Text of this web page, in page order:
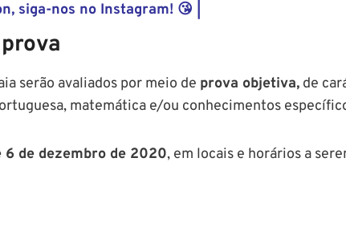
siga-nos no Instagram! 😘 |
serão avaliados por meio de prova objetiva,de
matemática e/ou conhecimentos
de dezembro de 2020, em locais e horários a